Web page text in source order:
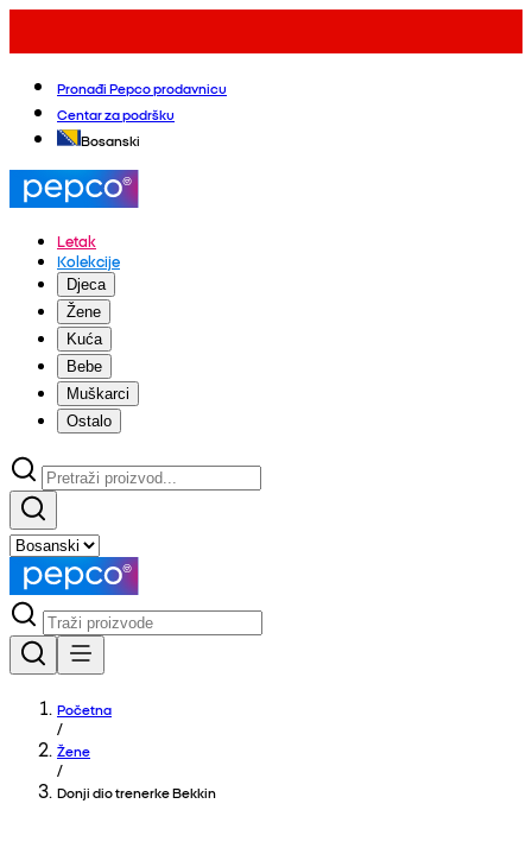
Pronađi Pepco prodavnicu
Centar za podršku
Bosanski
Letak
Kolekcije
Djeca
Žene
Kuća
Bebe
Muškarci
Ostalo
Početna
/
Žene
/
Donji dio trenerke Bekkin